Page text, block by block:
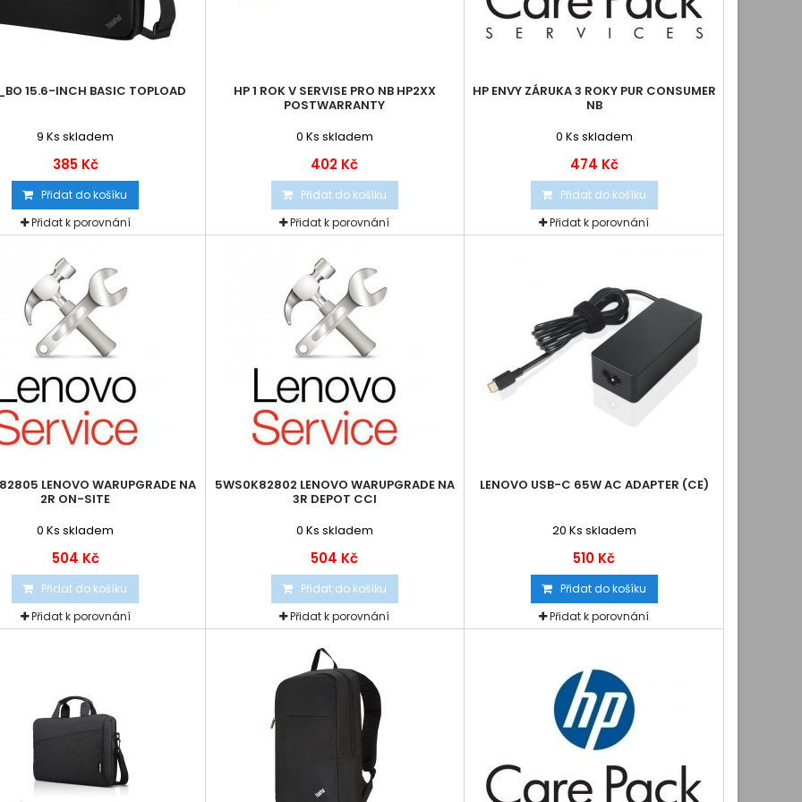
15.6-INCH BASIC TOPLOAD
9 Ks skladem
385 Kč
Přidat do košíku
Přidat k porovnání
HP 1 ROK V SERVISE PRO NB HP2XX
POSTWARRANTY
0 Ks skladem
402 Kč
Přidat do košíku
Přidat k porovnání
HP ENVY ZÁRUKA 3 ROKY PUR CONSUMER
NB
0 Ks skladem
474 Kč
Přidat do košíku
Přidat k porovnání
LENOVO WARUPGRADE NA
2R ON-SITE
0 Ks skladem
504 Kč
Přidat do košíku
Přidat k porovnání
5WS0K82802 LENOVO WARUPGRADE NA
3R DEPOT CCI
0 Ks skladem
504 Kč
Přidat do košíku
Přidat k porovnání
LENOVO USB-C 65W AC ADAPTER (CE)
20 Ks skladem
510 Kč
Přidat do košíku
Přidat k porovnání